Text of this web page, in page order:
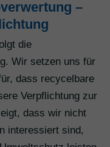
–
die
Wir setzen uns für
dass recycelbare
Verpflichtung zur
dass wir nicht
interessiert sind,